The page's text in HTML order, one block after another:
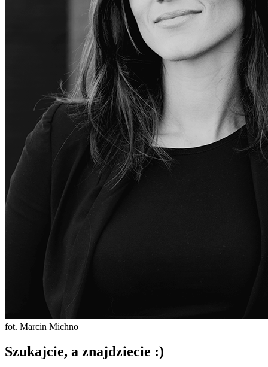
fot. Marcin Michno
Szukajcie, a znajdziecie :)